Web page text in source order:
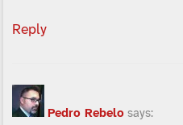
Reply
Pedro Rebelo says: